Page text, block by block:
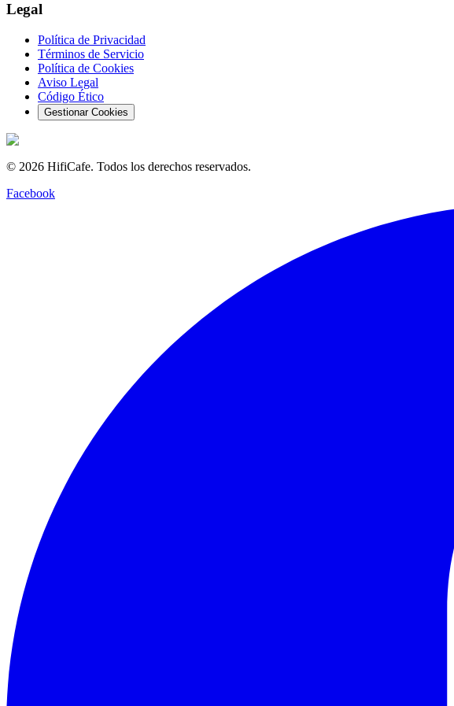
Legal
Política de Privacidad
Términos de Servicio
Política de Cookies
Aviso Legal
Código Ético
Gestionar Cookies
© 2026 HifiCafe. Todos los derechos reservados.
Facebook